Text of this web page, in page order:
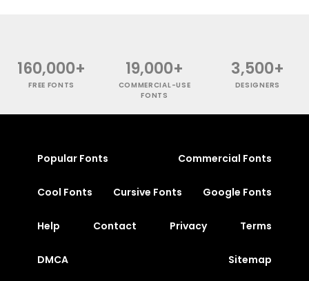
160,000+
FREE FONTS
19,000+
COMMERCIAL-USE
FONTS
3,500+
DESIGNERS
Popular Fonts Commercial Fonts
Cool Fonts Cursive Fonts Google Fonts
Help Contact Privacy Terms
DMCA Sitemap